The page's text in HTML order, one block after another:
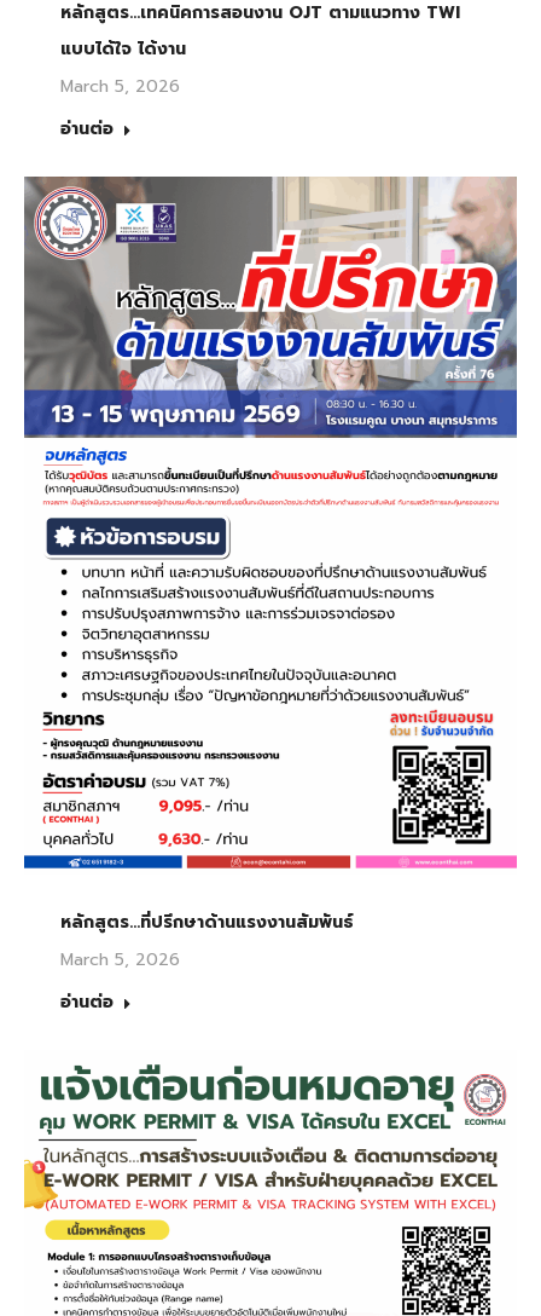
หลักสูตร…เทคนิคการสอนงาน OJT ตามแนวทาง TWI
แบบได้ใจ ได้งาน
March 5, 2026
อ่านต่อ
หลักสูตร…ที่ปรึกษาด้านแรงงานสัมพันธ์
March 5, 2026
อ่านต่อ